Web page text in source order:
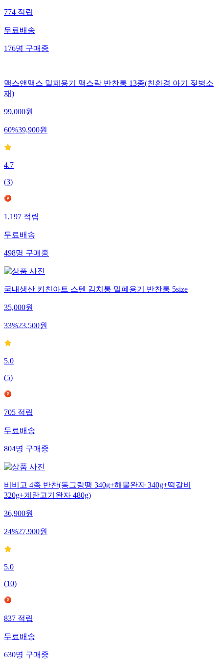
774 적립
무료배송
176명 구매중
맥스앤맥스 밀폐용기 맥스락 반찬통 13종(친환경 아기 젖병소
재)
99,000원
60%39,900원
4.7
(3)
1,197 적립
무료배송
498명 구매중
국내생산 키친아트 스텐 김치통 밀폐용기 반찬통 5size
35,000원
33%23,500원
5.0
(5)
705 적립
무료배송
804명 구매중
비비고 4종 반찬(동그랑땡 340g+해물완자 340g+떡갈비
320g+계란고기완자 480g)
36,900원
24%27,900원
5.0
(10)
837 적립
무료배송
630명 구매중